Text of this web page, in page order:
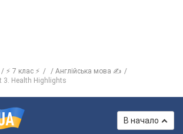
⚡ 7 клас ⚡
Англійська мова ✍
3. Health Highlights
В начало